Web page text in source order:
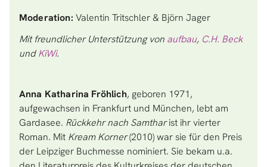
Moderation: Valentin Tritschler & Björn Jager
Mit freundlicher Unterstützung von aufbau, C.H. Beck
undKiWi.
Anna Katharina Fröhlich, geboren 1971,
aufgewachsen in Frankfurt und München, lebt am
Gardasee. Rückkehr nach Samtharist ihr vierter
Roman. Mit Kream Korner(2010) war sie für den Preis
der Leipziger Buchmesse nominiert. Sie bekam u.a.